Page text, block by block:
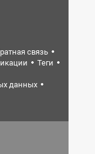
связь
Теги
данных